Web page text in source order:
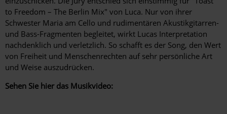
to Freedom – The Berlin Mix" von Luca. Nur von ihrer
Schwester Maria am Cello und rudimentären Akustikgitarren-
und Bass-Fragmenten begleitet, wirkt Lucas Interpretation
nachdenklich und verletzlich. So schafft es der Song, den Wert
von Freiheit und Menschenrechten auf sehr persönliche Art
und Weise auszudrücken.
Sehen Sie hier das Musikvideo: